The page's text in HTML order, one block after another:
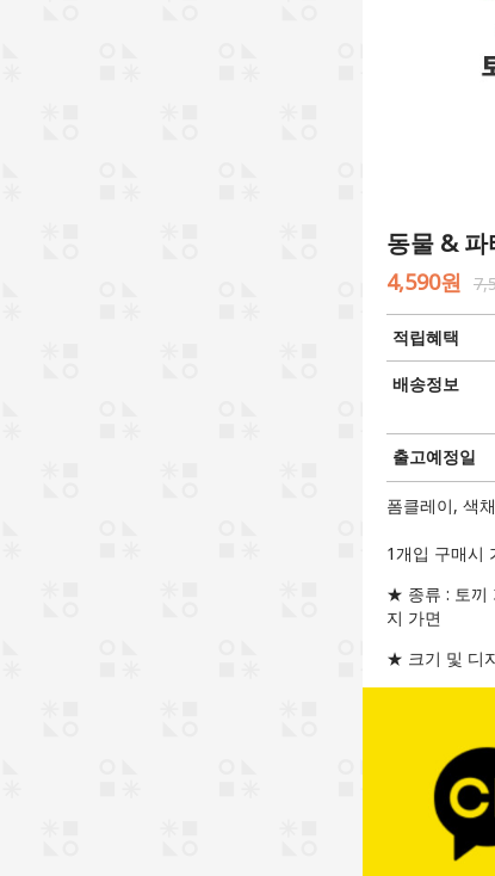
동물 &
4,590원
적립혜택
배송정보
출고예정일
폼클레이, 색
1개입 구매시
★ 종류 : 토끼
지 가면
★ 크기 및 디